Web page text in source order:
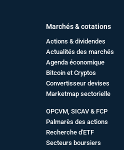
Marchés & cotations
Actions & dividendes
Actualités des marchés
Agenda économique
Bitcoin et Cryptos
Convertisseur devises
Marketmap sectorielle
OPCVM, SICAV & FCP
Palmarès des actions
Recherche d'ETF
Secteurs boursiers